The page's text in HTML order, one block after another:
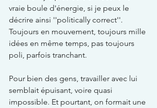
vraie boule d'énergie, si je peux le
décrire ainsi ''politically correct''.
Toujours en mouvement, toujours mille
idées en même temps, pas toujours
poli, parfois tranchant.
Pour bien des gens, travailler avec lui
semblait épuisant, voire quasi
impossible. Et pourtant, on formait une